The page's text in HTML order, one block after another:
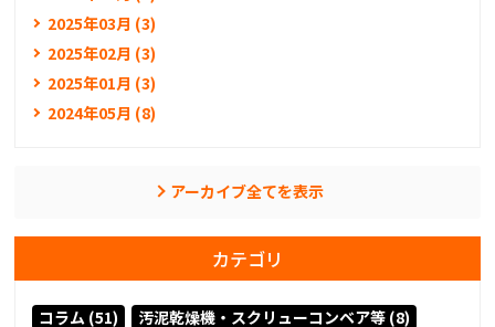
2025年03月 (3)
2025年02月 (3)
2025年01月 (3)
2024年05月 (8)
アーカイブ全てを表示
カテゴリ
コラム (51) 汚泥乾燥機・スクリューコンベア等 (8)